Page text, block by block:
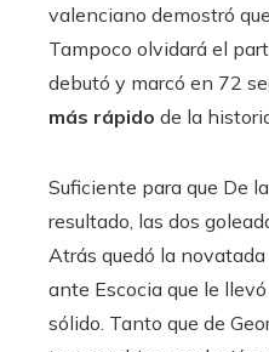
valenciano demostró
Tampoco olvidará el
debutó y marcó en 72
más rápido de la
Suficiente para que De
resultado, las dos
Atrás quedó la
ante Escocia que le
sólido. Tanto que de